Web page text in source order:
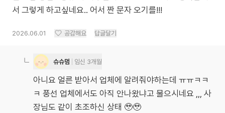
서 그렇게 하고싶네요.. 어서 짠 문자 오기를!!!
2026.06.01 공감해요 답글달기
슈슈멈 임신 3개월
아니요 얼른 받아서 업체에 알려줘야하는데 ㅠㅠㅋㅋ
ㅋ 풍선 업체에서도 아직 안나왔냐고 물으시네요 ,,, 사
장님도 같이 초조하신 상태 🥹🥹